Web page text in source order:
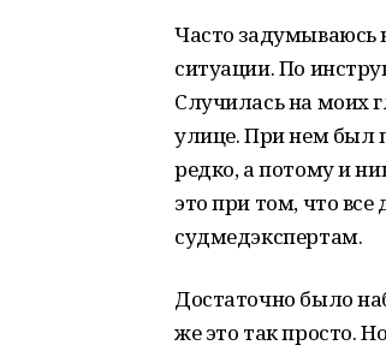
Часто задумываюсь
ситуации. По
Случилась на моих
улице. При нем был
редко, а потому и
это при том, что
судмедэкспертам.
Достаточно было
же это так просто.